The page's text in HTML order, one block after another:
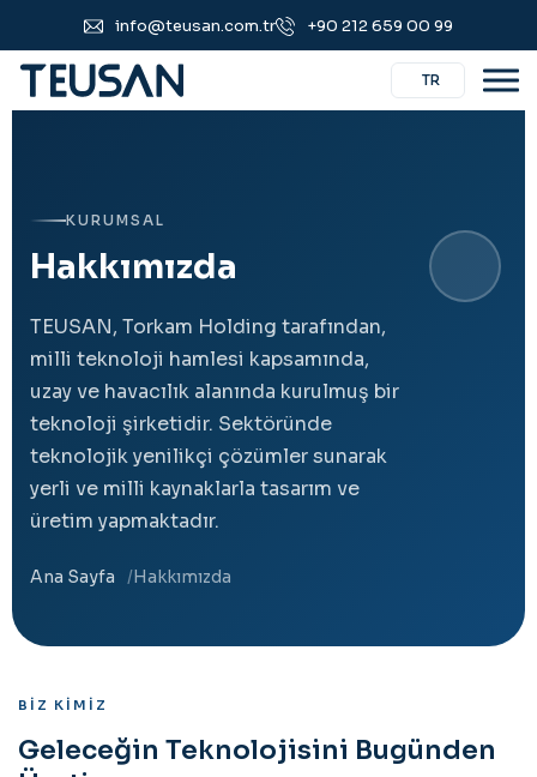
info@teusan.com.tr +90 212 659 00 99
TR
KURUMSAL
Hakkımızda
TEUSAN, Torkam Holding tarafından,
milli teknoloji hamlesi kapsamında,
uzay ve havacılık alanında kurulmuş bir
teknoloji şirketidir. Sektöründe
teknolojik yenilikçi çözümler sunarak
yerli ve milli kaynaklarla tasarım ve
üretim yapmaktadır.
Ana Sayfa Hakkımızda
BIZ KIMIZ
Geleceğin Teknolojisini Bugünden